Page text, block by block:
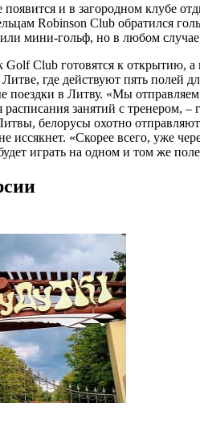
и в загородном клубе
Robinson Club обратился
мини-гольф, но в любом случае
Club готовятся к открытию,
где действуют пять полей
поездки в Литву. «Мы
занятий с тренером,
белорусы охотно
иссякнет. «Скорее всего, уже
играть на одном и том же